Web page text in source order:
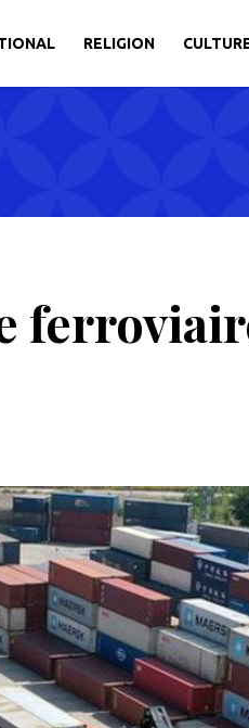
RELIGION